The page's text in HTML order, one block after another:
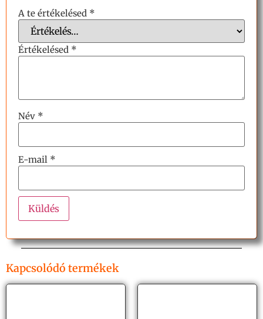
A te értékelésed *
Értékelésed *
Név *
E-mail *
Kapcsolódó termékek